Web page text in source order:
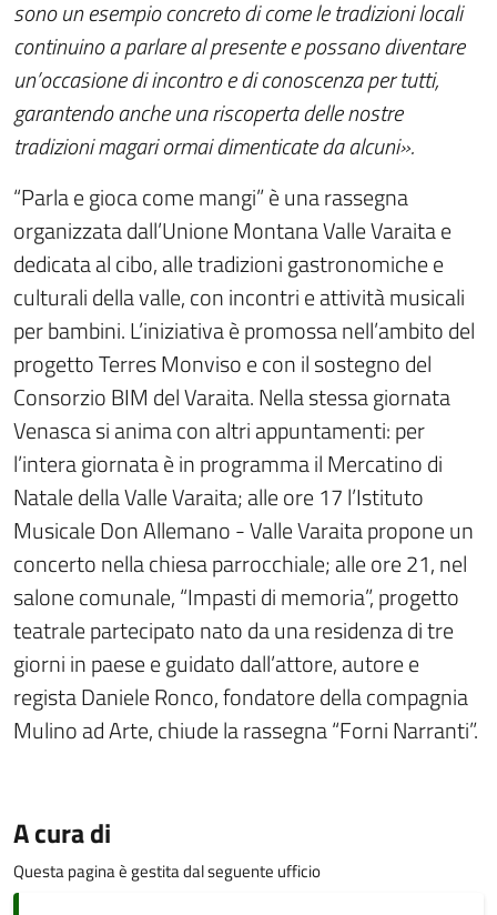
sono un esempio concreto di come le tradizioni locali
continuino a parlare al presente e possano diventare
un’occasione di incontro e di conoscenza per tutti,
garantendo anche una riscoperta delle nostre
tradizioni magari ormai dimenticate da alcuni».
“Parla e gioca come mangi” è una rassegna
organizzata dall’Unione Montana Valle Varaita e
dedicata al cibo, alle tradizioni gastronomiche e
culturali della valle, con incontri e attività musicali
per bambini. L’iniziativa è promossa nell’ambito del
progetto Terres Monviso e con il sostegno del
Consorzio BIM del Varaita. Nella stessa giornata
Venasca si anima con altri appuntamenti: per
l’intera giornata è in programma il Mercatino di
Natale della Valle Varaita; alle ore 17 l’Istituto
Musicale Don Allemano - Valle Varaita propone un
concerto nella chiesa parrocchiale; alle ore 21, nel
salone comunale, “Impasti di memoria”, progetto
teatrale partecipato nato da una residenza di tre
giorni in paese e guidato dall’attore, autore e
regista Daniele Ronco, fondatore della compagnia
Mulino ad Arte, chiude la rassegna “Forni Narranti”.
A cura di
Questa pagina è gestita dal seguente ufficio